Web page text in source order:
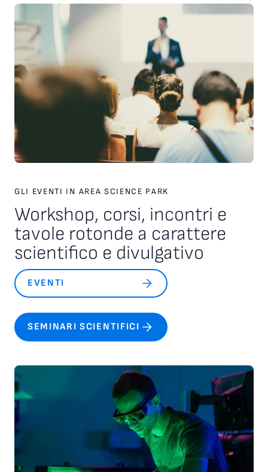
Università di Udine, SISSA e Comune di Trieste, nell’ambito
del protocollo Trieste Città della Conoscenza. A valutare i
concorrenti una giuria composta da Nicola Bressi (Museo
Civico di Storia Naturale di Trieste), Vieri Candelise (Università
di Trieste), Giulia Casasole (SISSA) e Valeria Filì (Università di
Udine).
GLI EVENTI IN AREA SCIENCE PARK
Workshop, corsi, incontri e
tavole rotonde a carattere
scientifico e divulgativo
EVENTI
SEMINARI SCIENTIFICI